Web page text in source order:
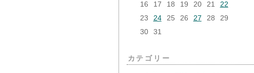
16
17 18 19 20 21
22
23
24 25 26 27 28
29
30
31
カテゴリー